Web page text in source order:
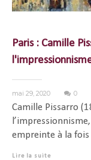
Paris : Camille
mai 29, 2020 0
Camille Pissarro
empreinte à la
Lire la suite